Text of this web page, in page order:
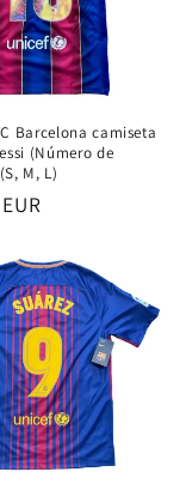
Barcelona camiseta
(Número de
M, L)